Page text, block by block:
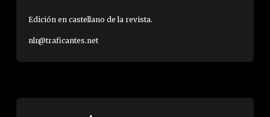
Edición en castellano de la revista.
nlr@traficantes.net